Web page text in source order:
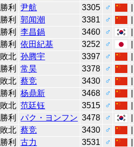
勝利 尹航 3305 ♂
勝利 郭闻潮 3381 ♂
勝利 李昌鍋 3460 ♂
勝利 依田紀基 3252 ♂
敗北 孙腾宇 3397 ♂
勝利 常昊 3378 ♂
敗北 蔡竞 3430 ♂
勝利 杨鼎新 3468 ♂
敗北 范廷钰 3515 ♂
勝利 パク・ヨンフン 3478 ♂
敗北 蔡竞 3430 ♂
勝利 古力 3531 ♂